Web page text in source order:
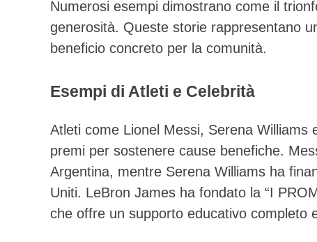
Numerosi esempi dimostrano come il
generosità. Queste storie rappresentano
beneficio concreto per la comunità.
Esempi di Atleti e Celebrità
Atleti come Lionel Messi, Serena
premi per sostenere cause benefiche.
Argentina, mentre Serena Williams ha
Uniti. LeBron James ha fondato la “I
che offre un supporto educativo completo